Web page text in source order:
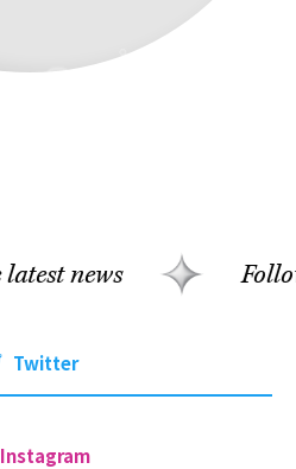
Follow us for the
Twitter
Instagram